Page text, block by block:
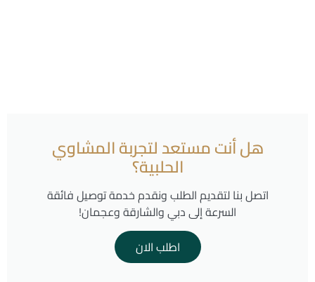
هل أنت مستعد لتجربة المشاوي
الحلبية؟
اتصل بنا لتقديم الطلب ونقدم خدمة توصيل فائقة
السرعة إلى دبي والشارقة وعجمان!
اطلب الان